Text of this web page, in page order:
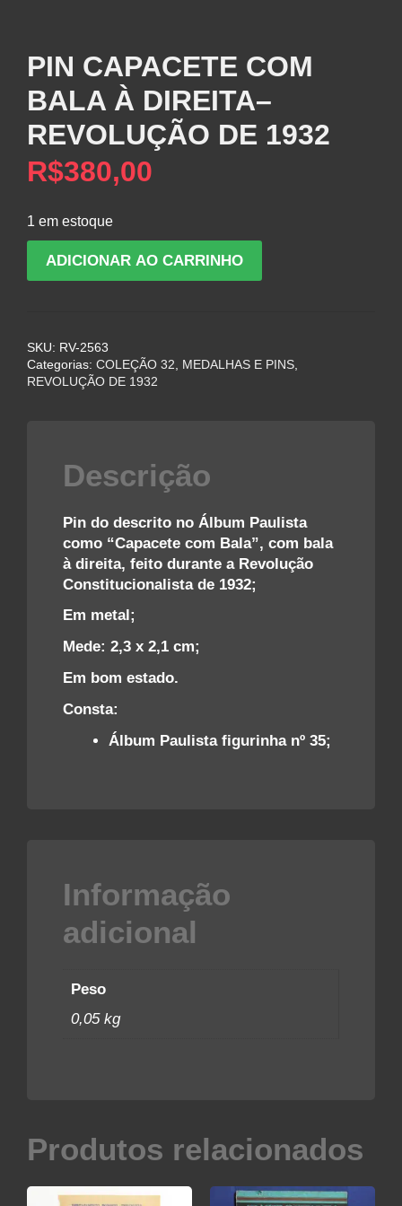
PIN CAPACETE COM
BALA À DIREITA–
REVOLUÇÃO DE 1932
R$380,00
1 em estoque
CAPACETE
DIREITA–
REVOLUÇÃO
ADICIONAR AO CARRINHO
SKU: RV-2563
Categorias: COLEÇÃO 32 MEDALHAS E PINS
REVOLUÇÃO DE 1932
Descrição
Pin do descrito no Álbum Paulista
como “Capacete com Bala”, com bala
à direita, feito durante a Revolução
Constitucionalista de 1932;
Em metal;
Mede: 2,3 x 2,1 cm;
Em bom estado.
Consta:
Álbum Paulista figurinha nº 35;
Informação
adicional
Peso
0,05 kg
Produtos relacionados